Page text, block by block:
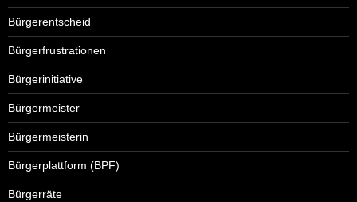
Bürgerentscheid
Bürgerfrustrationen
Bürgerinitiative
Bürgermeister
Bürgermeisterin
Bürgerplattform (BPF)
Bürgerräte